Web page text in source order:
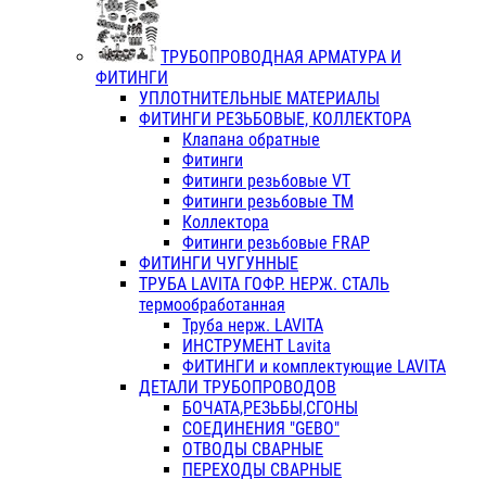
ТРУБОПРОВОДНАЯ АРМАТУРА И
ФИТИНГИ
УПЛОТНИТЕЛЬНЫЕ МАТЕРИАЛЫ
ФИТИНГИ РЕЗЬБОВЫЕ, КОЛЛЕКТОРА
Клапана обратные
Фитинги
Фитинги резьбовые VT
Фитинги резьбовые ТМ
Коллектора
Фитинги резьбовые FRAP
ФИТИНГИ ЧУГУННЫЕ
ТРУБА LAVITA ГОФР. НЕРЖ. СТАЛЬ
термообработанная
Труба нерж. LAVITA
ИНСТРУМЕНТ Lavita
ФИТИНГИ и комплектующие LAVITA
ДЕТАЛИ ТРУБОПРОВОДОВ
БОЧАТА,РЕЗЬБЫ,СГОНЫ
СОЕДИНЕНИЯ "GEBO"
ОТВОДЫ СВАРНЫЕ
ПЕРЕХОДЫ СВАРНЫЕ